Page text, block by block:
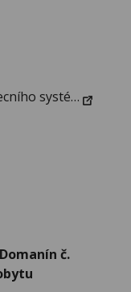
Č. 5/2021, o stanovení obecního systému odpadového hospodářství
č.